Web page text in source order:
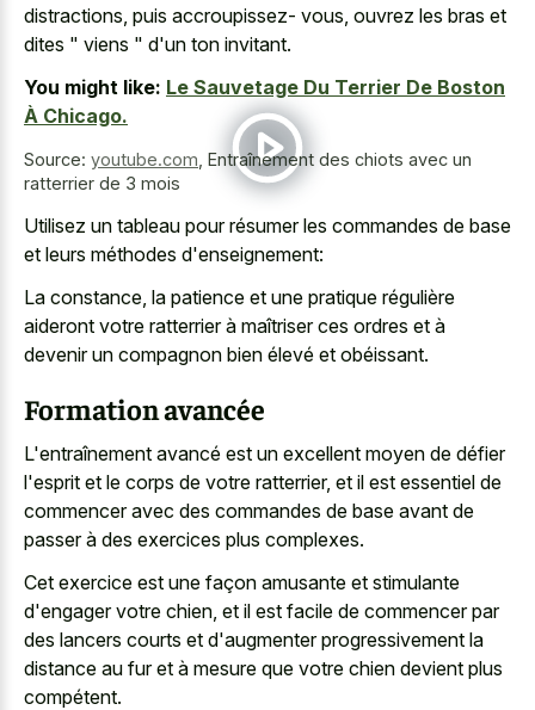
distractions, puis accroupissez- vous, ouvrez les bras et
dites " viens " d'un ton invitant.
You might like: Le Sauvetage Du Terrier De Boston
À Chicago.
Source: youtube.com Entraînement des chiots avec un
ratterrier de 3 mois
Utilisez un tableau pour résumer les commandes de base
et leurs méthodes d'enseignement:
La constance, la patience et une pratique régulière
aideront votre ratterrier à maîtriser ces ordres et à
devenir un compagnon bien élevé et obéissant.
Formation avancée
L'entraînement avancé est un excellent moyen de défier
l'esprit et le corps de votre ratterrier, et il est essentiel de
commencer avec des commandes de base avant de
passer à des exercices plus complexes.
Cet exercice est une façon amusante et stimulante
d'engager votre chien, et il est facile de commencer par
des lancers courts et d'augmenter progressivement la
distance au fur et à mesure que votre chien devient plus
compétent.